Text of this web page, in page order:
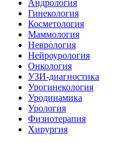
Андрология
Гинекология
Косметология
Маммология
Неврология
Нейроурология
Онкология
УЗИ-диагностика
Урогинекология
Уродинамика
Урология
Физиотерапия
Хирургия